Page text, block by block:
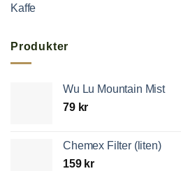
Kaffe
Produkter
Wu Lu Mountain Mist
79 kr
Chemex Filter (liten)
159 kr